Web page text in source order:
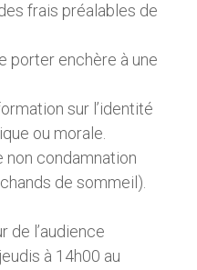
frais préalables de
porter enchère à une
sur l’identité
ou morale.
non condamnation
de sommeil).
de l’audience
à 14h00 au